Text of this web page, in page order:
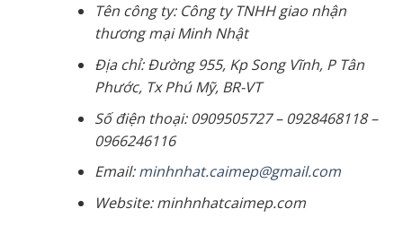
Tên công ty: Công ty TNHH giao nhận
thương mại Minh Nhật
Địa chỉ: Đường 955, Kp Song Vĩnh, P Tân
Phước, Tx Phú Mỹ, BR-VT
Số điện thoại: 0909505727 – 0928468118 –
0966246116
Email:minhnhat.caimep@gmail.com
Website: minhnhatcaimep.com